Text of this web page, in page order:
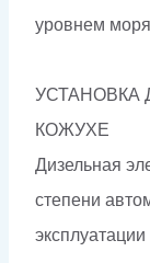
уровнем
УСТАНОВКА
КОЖУХЕ
Дизельная
степени